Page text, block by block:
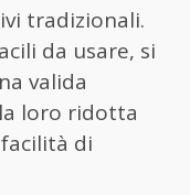
tradizionali.
da usare, si
valida
loro ridotta
di